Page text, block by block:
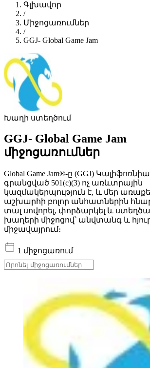
Գլխավոր
/
Միջոցառումներ
/
GGJ- Global Game Jam
Խաղի ստեղծում
GGJ- Global Game Jam
միջոցառումներ
Global Game Jam®-ը (GGJ)
գրանցված 501(c)(3) ոչ առևտրային
կազմակերպություն է, և մեր
աշխարհի բոլոր անհատներին
տալ սովորել, փորձարկել և
խաղերի միջոցով՝ անվտանգ և
միջավայրում։
1 միջոցառում